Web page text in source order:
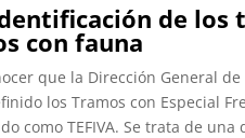
de los
con fauna
que la Dirección General
los Tramos con Especial
como TEFIVA. Se trata de